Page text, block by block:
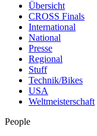
Übersicht
CROSS Finals
International
National
Presse
Regional
Stuff
Technik/Bikes
USA
Weltmeisterschaft
People